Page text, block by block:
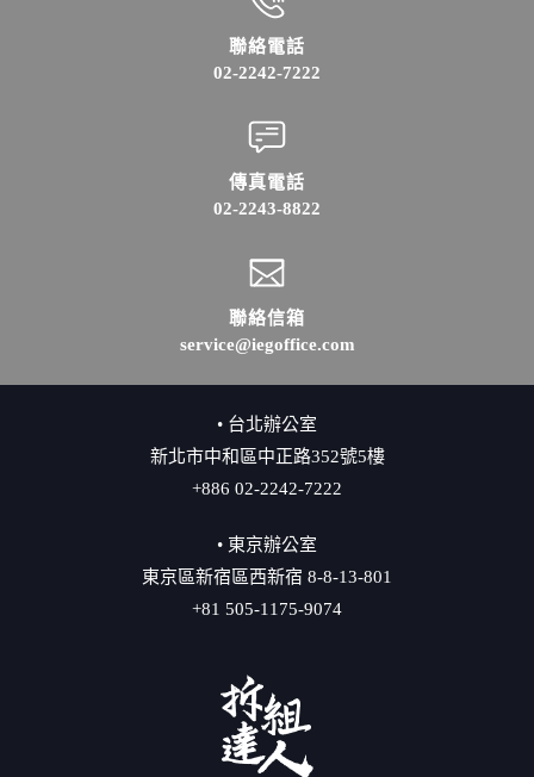
聯絡電話
02-2242-7222
傳真電話
02-2243-8822
聯絡信箱
service@iegoffice.com
• 台北辦公室
新北市中和區中正路352號5樓
+886 02-2242-7222
• 東京辦公室
東京區新宿區西新宿 8-8-13-801
+81 505-1175-9074